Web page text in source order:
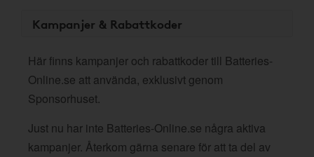
Kampanjer & Rabattkoder
Här finns kampanjer och rabattkoder till Batteries-
Online.se att använda, exklusivt genom
Sponsorhuset.
Just nu har inte Batteries-Online.se några aktiva
kampanjer. Återkom gärna senare för att ta del av